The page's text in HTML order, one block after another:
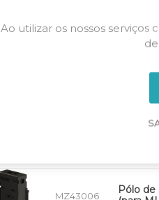
Pólo
Pólo
(para
MZ43006
Pólo
Ao utilizar os nossos